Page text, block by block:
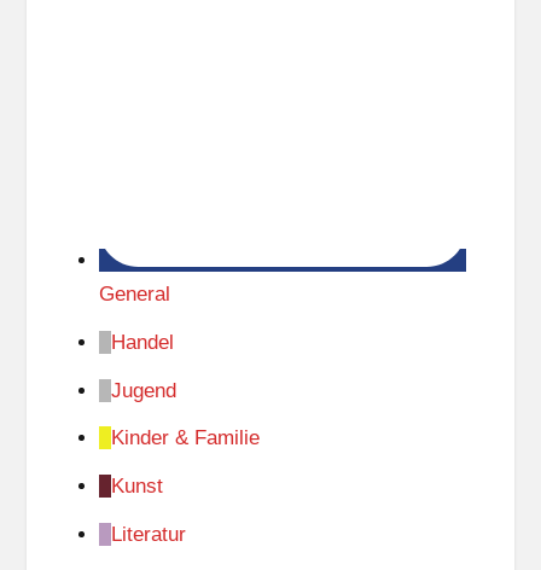
General
Handel
Jugend
Kinder & Familie
Kunst
Literatur